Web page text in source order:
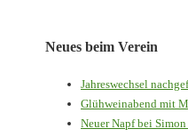
Neues beim Verein
Jahreswechsel
Glühweinabend mit
Neuer Napf bei